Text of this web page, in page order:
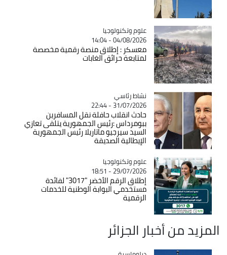
Catégorie
علوم وتكنولوجيا
04/08/2026 - 14:04
معسكر : إطلاق منصة رقمية مخصصة
لمتابعة حرائق الغابات
Catégorie
نشاط رئاسي
31/07/2026 - 22:44
حادث انقلاب حافلة نقل المسافرين
ببومرداس :رئيس الجمهورية يتلقى تعازي
السيد سيرجيو ماتاريلا رئيس الجمهورية
الإيطالية الصديقة
Catégorie
علوم وتكنولوجيا
29/07/2026 - 18:51
إطلاق الرقم الأخضر "3017" لفائدة
مستخدمي البوابة الوطنية للخدمات
الرقمية
المزيد من أخبار الجزائر